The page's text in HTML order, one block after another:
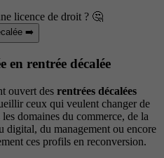
licence de droit ? 🤔
➡️
en rentrée décalée
ouvert des rentrées décalées
ceux qui veulent changer de
domaines du commerce, de la
du management ou encore
ces profils en reconversion.